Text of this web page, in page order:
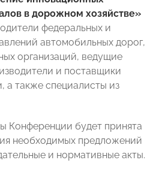
в дорожном хозяйстве»
федеральных и
автомобильных дорог,
организаций, ведущие
и поставщики
а также специалисты из
Конференции будет принята
необходимых предложений
и нормативные акты.